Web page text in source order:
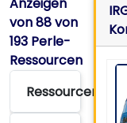
von88von
193 Perle-
Ressourcen
Ressourcentyp